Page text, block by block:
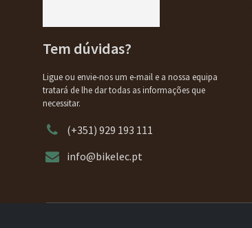
Tem dúvidas?
Ligue ou envie-nos um e-mail e a nossa equipa
tratará de lhe dar todas as informações que
necessitar.
(+351) 929 193 111
info@bikelec.pt